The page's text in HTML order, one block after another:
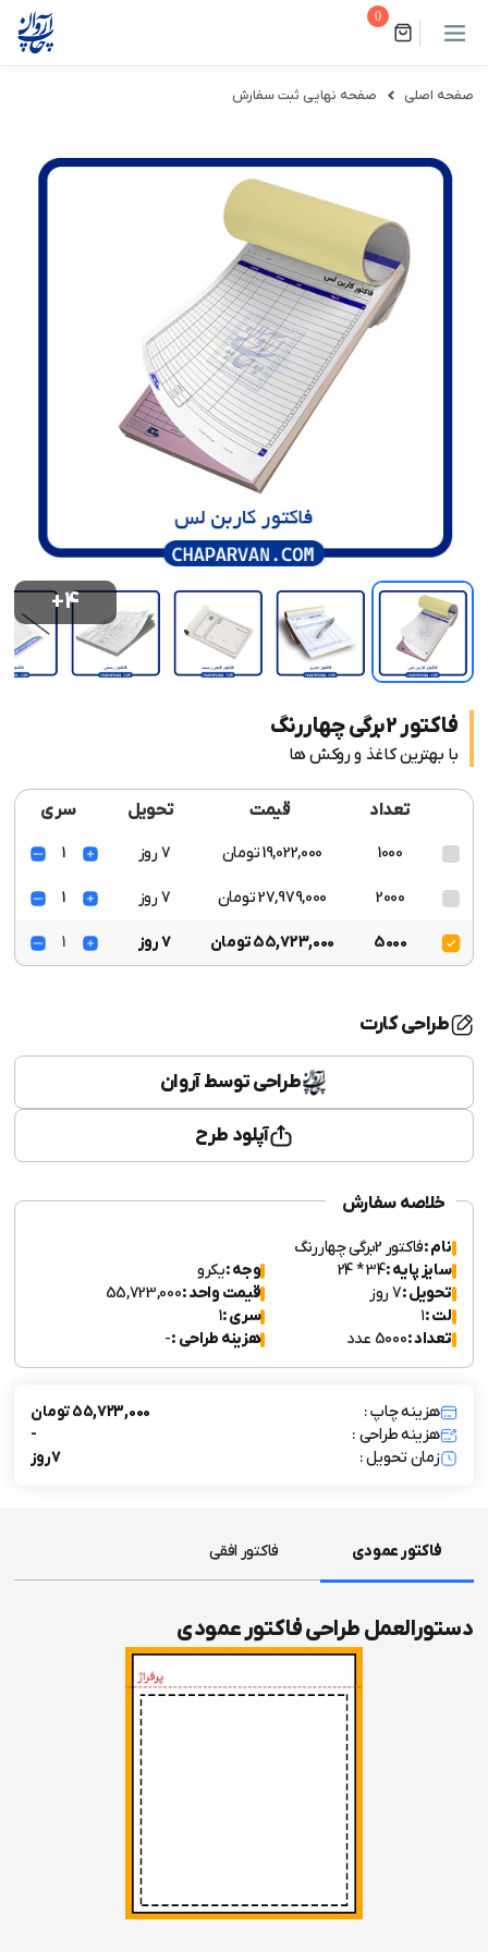
0
صفحه اصلی صفحه نهایی ثبت سفارش
+4
فاکتور 2برگی چهاررنگ
با بهترین کاغذ و روکش ها
تعداد قیمت تحویل سری
1000 19,022,000 تومان 7 روز 1
2000 27,979,000 تومان 7 روز 1
5000 55,723,000 تومان 7 روز 1
طراحی کارت
طراحی توسط آروان
آپلود طرح
خلاصه سفارش
نام :فاکتور 2برگی چهاررنگ
سایز پایه :34 * 24 وجه :یکرو
تحویل :7 روز قیمت واحد :55,723,000
لت :۱ سری :1
تعداد :5000 عدد هزینه طراحی :-
هزینه چاپ :
55,723,000 تومان
هزینه طراحی :
-
زمان تحویل :
7 روز
فاکتور عمودی فاکتور افقی
دستورالعمل طراحی فاکتور عمودی